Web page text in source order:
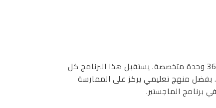
برنامج الإجازة في المالية من جامعة UAS هو برنامج دراسي مدته ثلاث سنوات ويشمل 1800 ساعة تدريبية موزعة على 36 وحدة متخصصة. يستقبل هذا البرنامج كل
بفضل منهج تعليمي يركز على الممارسة
برنامج الماجستير.